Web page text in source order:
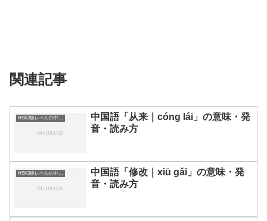
関連記事
中国語「从来｜cóng lái」の意味・発
音・読み方
中国語「修改｜xiū gǎi」の意味・発
音・読み方